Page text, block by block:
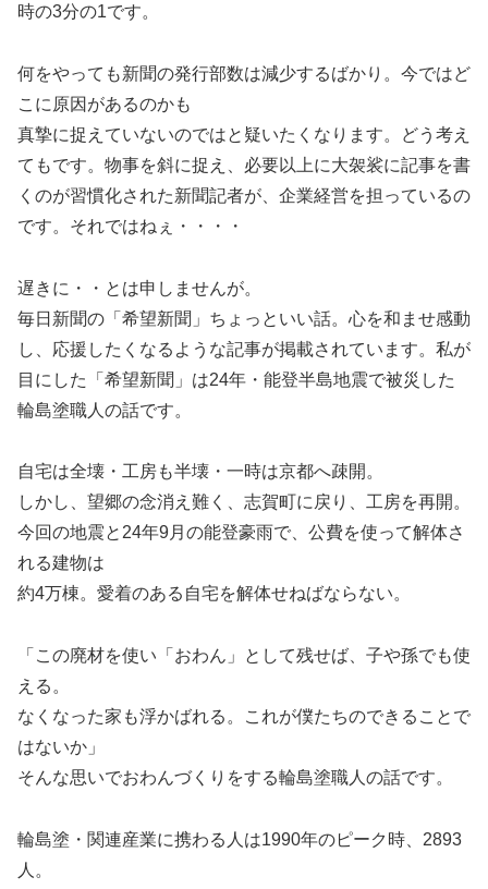
時の3分の1です。
何をやっても新聞の発行部数は減少するばかり。今ではど
こに原因があるのかも
真摯に捉えていないのではと疑いたくなります。どう考え
てもです。物事を斜に捉え、必要以上に大袈裟に記事を書
くのが習慣化された新聞記者が、企業経営を担っているの
です。それではねぇ・・・・
遅きに・・とは申しませんが。
毎日新聞の「希望新聞」ちょっといい話。心を和ませ感動
し、応援したくなるような記事が掲載されています。私が
目にした「希望新聞」は24年・能登半島地震で被災した
輪島塗職人の話です。
自宅は全壊・工房も半壊・一時は京都へ疎開。
しかし、望郷の念消え難く、志賀町に戻り、工房を再開。
今回の地震と24年9月の能登豪雨で、公費を使って解体さ
れる建物は
約4万棟。愛着のある自宅を解体せねばならない。
「この廃材を使い「おわん」として残せば、子や孫でも使
える。
なくなった家も浮かばれる。これが僕たちのできることで
はないか」
そんな思いでおわんづくりをする輪島塗職人の話です。
輪島塗・関連産業に携わる人は1990年のピーク時、2893
人。